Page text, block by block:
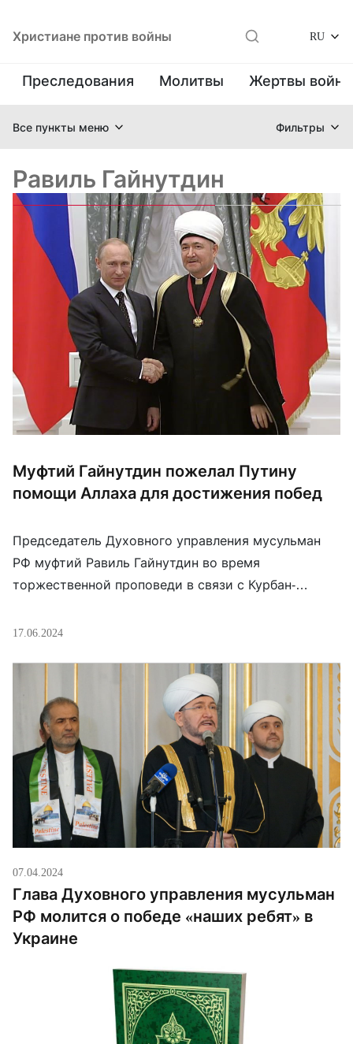
Христиане против войны RU
Преследования Молитвы Жертвы
Все пункты меню Фильтры
Равиль Гайнутдин
Муфтий Гайнутдин пожелал Путину
помощи Аллаха для достижения побед
Председатель Духовного управления мусульман
РФ муфтий Равиль Гайнутдин во время
торжественной проповеди в связи с Курбан-
президенту РФ Владимиру Путину помощи Аллаха.
президенту помощи Аллаха для достижения побед.
Мусульмане России всегда поддерживали и
поддерживают своего президента. Мы благодарим
президента за присланные поздравление в связи
[…]
17.06.2024
07.04.2024
Глава Духовного управления мусульман
РФ молится о победе «наших ребят» в
Украине